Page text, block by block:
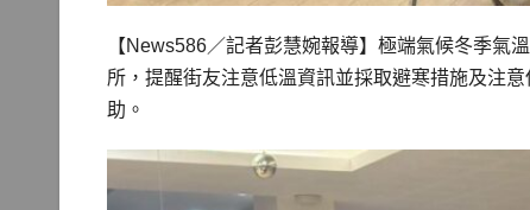
【News586／記者彭慧婉報導】極端氣候冬季氣
所，提醒街友注意低溫資訊並採取避寒措施及注
助。